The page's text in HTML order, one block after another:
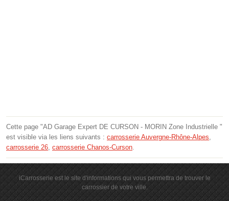
Cette page "AD Garage Expert DE CURSON - MORIN Zone Industrielle "
est visible via les liens suivants : carrosserie Auvergne-Rhône-Alpes
carrosserie 26 carrosserie Chanos-Curson
iCarrosserie est le site d'informations qui vous permettra de trouver le
carrossier de votre ville.